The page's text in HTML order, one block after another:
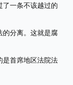
了一条不该越过的
的分离。这就是腐
是首席地区法院法